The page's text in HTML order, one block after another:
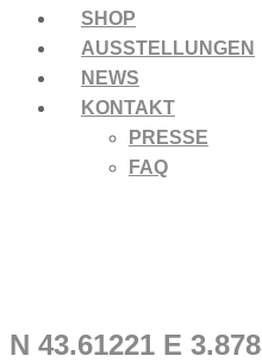
SHOP
AUSSTELLUNGEN
NEWS
KONTAKT
PRESSE
FAQ
N 43.61221 E